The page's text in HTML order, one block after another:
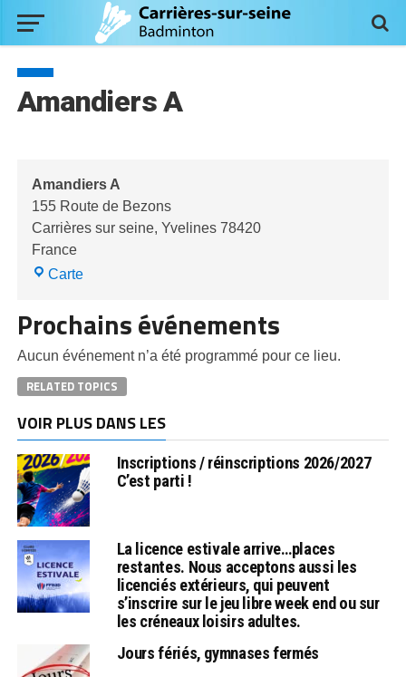
Amandiers A
Amandiers A
155 Route de Bezons
Carrières sur seine, Yvelines 78420
France
CarteAmandiers
Prochains événements
Aucun événement n’a été programmé pour ce lieu.
RELATED TOPICS
VOIR PLUS DANS LES
Inscriptions / réinscriptions 2026/2027
C’est parti !
La licence estivale arrive…places
restantes. Nous acceptons aussi les
licenciés extérieurs, qui peuvent
s’inscrire sur le jeu libre week end ou sur
les créneaux loisirs adultes.
Jours fériés, gymnases fermés